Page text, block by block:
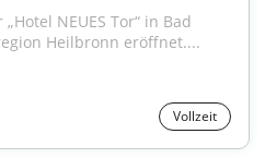
NEUES Tor“ in Bad
Heilbronn eröffnet....
Vollzeit